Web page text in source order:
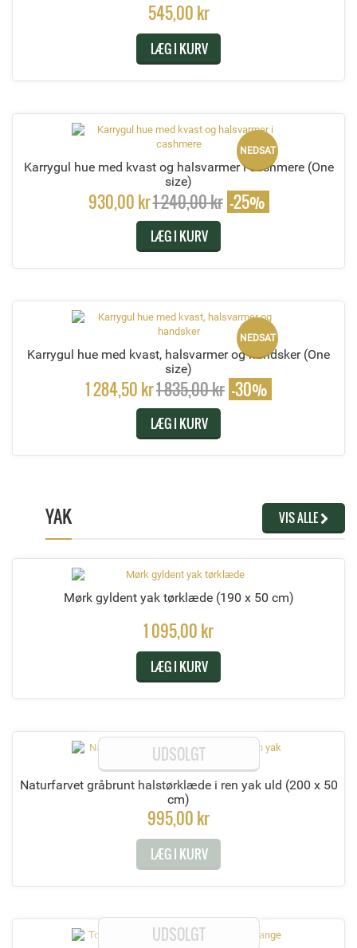
545,00 kr
LÆG I KURV
NEDSAT
Karrygul hue med kvast og halsvarmer i cashmere (One
size)
930,00 kr1 240,00 kr -25%
LÆG I KURV
NEDSAT
Karrygul hue med kvast, halsvarmer og handsker (One
size)
1 284,50 kr1 835,00 kr -30%
LÆG I KURV
YAK VIS ALLE
Mørk gyldent yak tørklæde (190 x 50 cm)
1 095,00 kr
LÆG I KURV
UDSOLGT
Naturfarvet gråbrunt halstørklæde i ren yak uld (200 x 50
cm)
995,00 kr
LÆG I KURV
UDSOLGT